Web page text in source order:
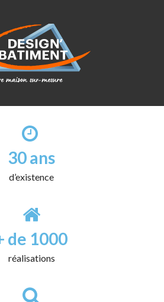
30 ans
d’existence
de 1000
réalisations